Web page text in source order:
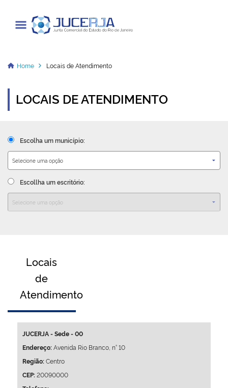
Cadastrar / Acessar
Transparência
Informações
Serviços
Auxiliares de Comércio
Contato
Home Locais de Atendimento
LOCAIS DE ATENDIMENTO
Escolha um município:
Escollha um escritório:
Locais
de
Atendimento
JUCERJA - Sede - 00
Endereço: Avenida Rio Branco, n° 10
Região: Centro
CEP: 20090000